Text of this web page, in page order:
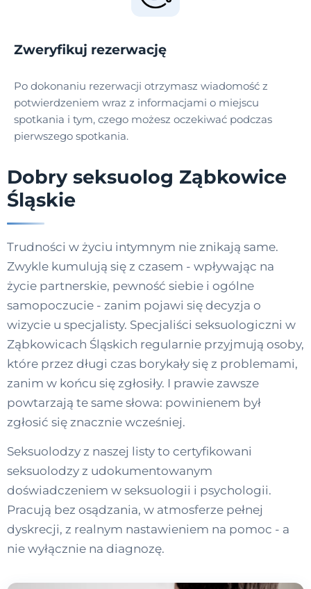
Zweryfikuj rezerwację
Po dokonaniu rezerwacji otrzymasz wiadomość z
potwierdzeniem wraz z informacjami o miejscu
spotkania i tym, czego możesz oczekiwać podczas
pierwszego spotkania.
Dobry seksuolog Ząbkowice
Śląskie
Trudności w życiu intymnym nie znikają same.
Zwykle kumulują się z czasem - wpływając na
życie partnerskie, pewność siebie i ogólne
samopoczucie - zanim pojawi się decyzja o
wizycie u specjalisty. Specjaliści seksuologiczni w
Ząbkowicach Śląskich regularnie przyjmują osoby,
które przez długi czas borykały się z problemami,
zanim w końcu się zgłosiły. I prawie zawsze
powtarzają te same słowa: powinienem był
zgłosić się znacznie wcześniej.
Seksuolodzy z naszej listy to certyfikowani
seksuolodzy z udokumentowanym
doświadczeniem w seksuologii i psychologii.
Pracują bez osądzania, w atmosferze pełnej
dyskrecji, z realnym nastawieniem na pomoc - a
nie wyłącznie na diagnozę.